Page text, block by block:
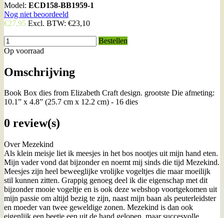
Model: ECD158-BB1959-1
Nog niet beoordeeld
€27,95 Excl. BTW: €23,10
Bestellen
Op voorraad
Omschrijving
Book Box dies from Elizabeth Craft design. grootste Die afmeting:
10.1” x 4.8” (25.7 cm x 12.2 cm) - 16 dies
0 review(s)
Over Mezekind
Als klein meisje liet ik meesjes in het bos nootjes uit mijn hand eten.
Mijn vader vond dat bijzonder en noemt mij sinds die tijd Mezekind.
Meesjes zijn heel beweeglijke vrolijke vogeltjes die maar moeilijk
stil kunnen zitten. Grappig genoeg deel ik die eigenschap met dit
bijzonder mooie vogeltje en is ook deze webshop voortgekomen uit
mijn passie om altijd bezig te zijn, naast mijn baan als peuterleidster
en moeder van twee geweldige zonen. Mezekind is dan ook